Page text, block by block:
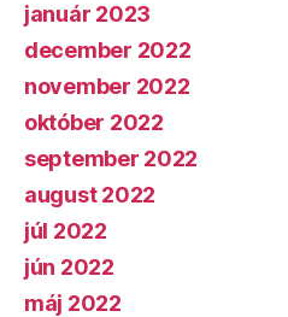
január 2023
december 2022
november 2022
október 2022
september 2022
august 2022
júl 2022
jún 2022
máj 2022